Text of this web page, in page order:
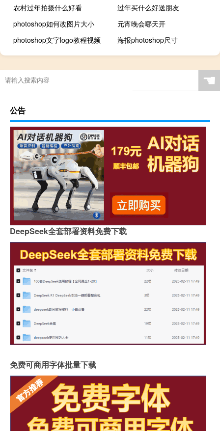
农村过年拍摄什么好看
过年买什么好送朋友
photoshop如何改图片大小
元宵晚会哪天开
photoshop文字logo教程视频
海报photoshop尺寸
☚
公告
DeepSeek全套部署资料免费下载
免费可商用字体批量下载